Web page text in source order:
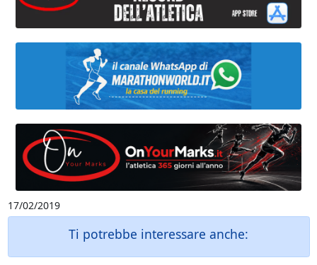
17/02/2019
Ti potrebbe interessare anche: